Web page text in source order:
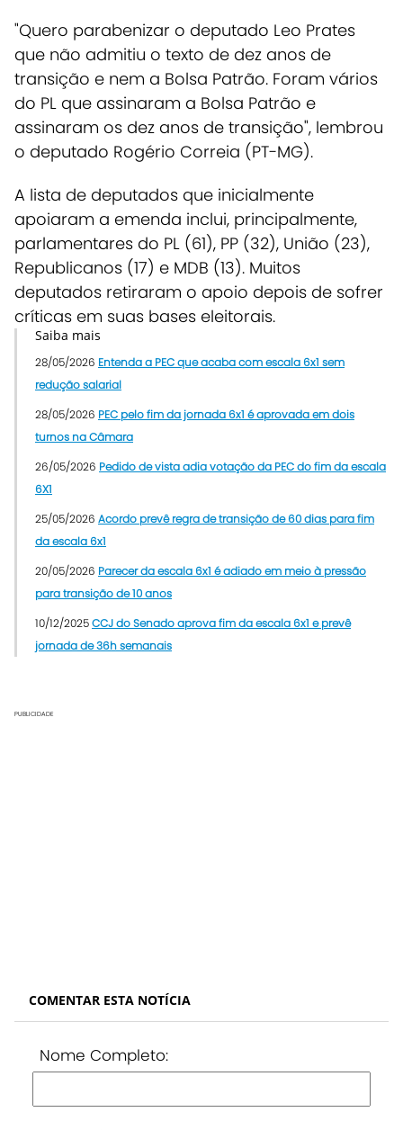
"Quero parabenizar o deputado Leo Prates
que não admitiu o texto de dez anos de
transição e nem a Bolsa Patrão. Foram vários
do PL que assinaram a Bolsa Patrão e
assinaram os dez anos de transição", lembrou
o deputado Rogério Correia (PT-MG).
A lista de deputados que inicialmente
apoiaram a emenda inclui, principalmente,
parlamentares do PL (61), PP (32), União (23),
Republicanos (17) e MDB (13). Muitos
deputados retiraram o apoio depois de sofrer
críticas em suas bases eleitorais.
Saiba mais
28/05/2026 Entenda a PEC que acaba com escala 6x1 sem
redução salarial
28/05/2026 PEC pelo fim da jornada 6x1 é aprovada em dois
turnos na Câmara
26/05/2026 Pedido de vista adia votação da PEC do fim da escala
6X1
25/05/2026 Acordo prevê regra de transição de 60 dias para fim
da escala 6x1
20/05/2026 Parecer da escala 6x1 é adiado em meio à pressão
para transição de 10 anos
10/12/2025CCJ do Senado aprova fim da escala 6x1 e prevê
jornada de 36h semanais
PUBLICIDADE
COMENTAR ESTA NOTÍCIA
Nome Completo: